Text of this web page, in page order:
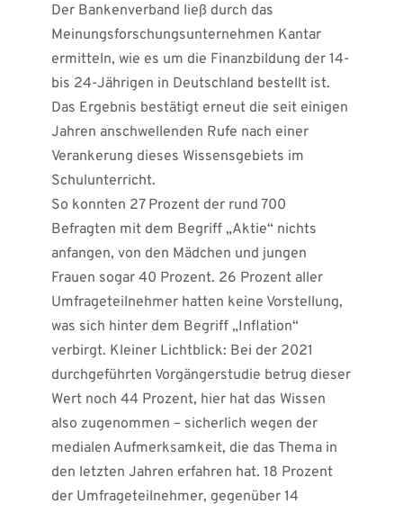
Der Bankenverband ließ durch das
Meinungsforschungsunternehmen Kantar
ermitteln, wie es um die Finanzbildung der 14-
bis 24-Jährigen in Deutschland bestellt ist.
Das Ergebnis bestätigt erneut die seit einigen
Jahren anschwellenden Rufe nach einer
Verankerung dieses Wissensgebiets im
Schulunterricht.
So konnten 27 Prozent der rund 700
Befragten mit dem Begriff „Aktie“ nichts
anfangen, von den Mädchen und jungen
Frauen sogar 40 Prozent. 26 Prozent aller
Umfrageteilnehmer hatten keine Vorstellung,
was sich hinter dem Begriff „Inflation“
verbirgt. Kleiner Lichtblick: Bei der 2021
durchgeführten Vorgängerstudie betrug dieser
Wert noch 44 Prozent, hier hat das Wissen
also zugenommen – sicherlich wegen der
medialen Aufmerksamkeit, die das Thema in
den letzten Jahren erfahren hat. 18 Prozent
der Umfrageteilnehmer, gegenüber 14